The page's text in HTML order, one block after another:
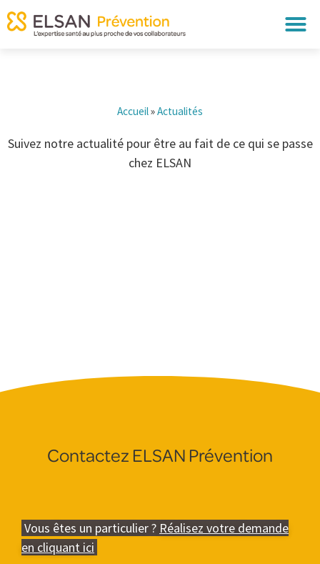
Accueil»Actualités
Suivez notre actualité pour être au fait de ce qui se passe
chez ELSAN
Contactez ELSAN Prévention
Vous êtes un particulier ? Réalisez votre demande
en cliquant ici